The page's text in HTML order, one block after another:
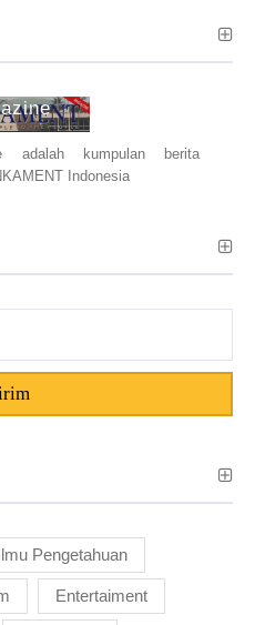
adalah kumpulan berita
Indonesia
Pengetahuan
Entertaiment